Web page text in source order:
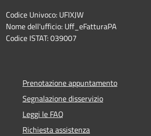
Codice Univoco: UFIXJW
Nome dell'ufficio: Uff_eFatturaPA
Codice ISTAT: 039007
Prenotazione appuntamento
Segnalazione disservizio
Leggi le FAQ
Richiesta assistenza